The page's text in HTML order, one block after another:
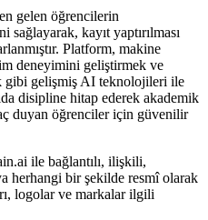
gelen öğrencilerin
kayıt yaptırılması
Platform, makine
deneyimini geliştirmek ve
gibi gelişmiş AI teknolojileri ile
disipline hitap ederek akademik
duyan öğrenciler için güvenilir
ile bağlantılı, ilişkili,
herhangi bir şekilde resmî olarak
logolar ve markalar ilgili